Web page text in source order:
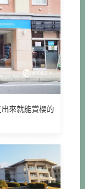
來就能賞櫻的